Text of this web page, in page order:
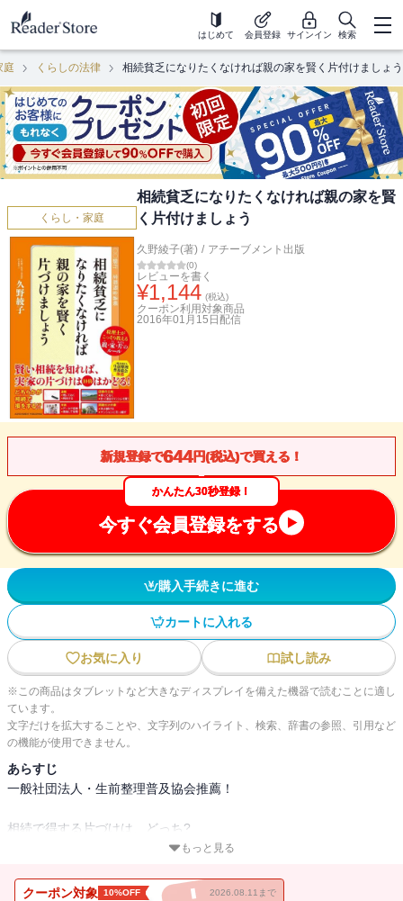
はじめて 会員登録 サインイン 検索
庭 くらしの法律 相続貧乏になりたくなければ親の家を賢く片付けましょう
くらし・家庭
相続貧乏になりたくなければ親の家を賢
く片付けましょう
久野綾子(著) / アチーブメント出版
(0)
レビューを書く
¥1,144 (税込)
クーポン利用対象商品
2016年01月15日 配信
新規登録で644円(税込)で買える！
かんたん30秒登録！
今すぐ会員登録をする
購入手続きに進む
カートに入れる
お気に入り 試し読み
※この商品はタブレットなど大きなディスプレイを備えた機器で読むことに適し
ています。
文字だけを拡大することや、文字列のハイライト、検索、辞書の参照、引用など
の機能が使用できません。
あらすじ
一般社団法人・生前整理普及協会推薦！
相続で得する片づけは、どっち?
◎親のタンスに大量の古い通帳。すぐに解約する? 残しておく? どっ
◎子どもが独立。自宅に住み続ける? マンションに引っ越す? どっ
もっと見る
クーポン対象 10%OFF 2026.08.11まで